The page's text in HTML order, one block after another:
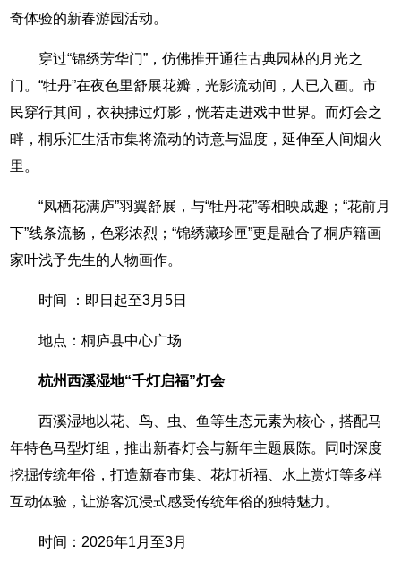
奇体验的新春游园活动。
穿过“锦绣芳华门”，仿佛推开通往古典园林的月光之
门。“牡丹”在夜色里舒展花瓣，光影流动间，人已入画。市
民穿行其间，衣袂拂过灯影，恍若走进戏中世界。而灯会之
畔，桐乐汇生活市集将流动的诗意与温度，延伸至人间烟火
里。
“凤栖花满庐”羽翼舒展，与“牡丹花”等相映成趣；“花前月
下”线条流畅，色彩浓烈；“锦绣藏珍匣”更是融合了桐庐籍画
家叶浅予先生的人物画作。
时间 ：即日起至3月5日
地点：桐庐县中心广场
杭州西溪湿地“千灯启福”灯会
西溪湿地以花、鸟、虫、鱼等生态元素为核心，搭配马
年特色马型灯组，推出新春灯会与新年主题展陈。同时深度
挖掘传统年俗，打造新春市集、花灯祈福、水上赏灯等多样
互动体验，让游客沉浸式感受传统年俗的独特魅力。
时间：2026年1月至3月